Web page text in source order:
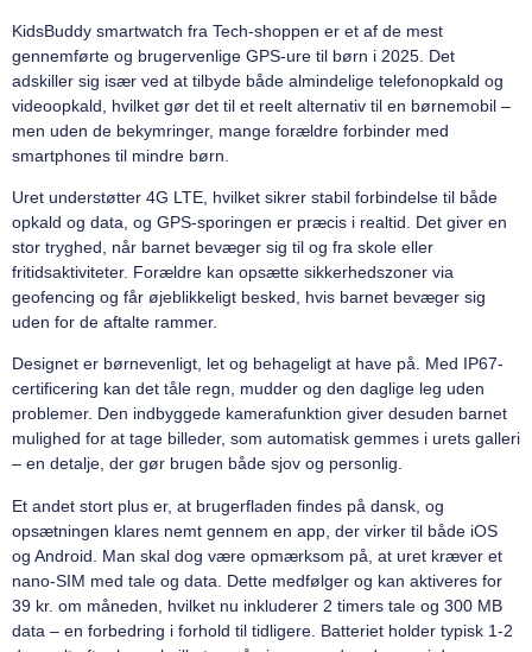
KidsBuddy smartwatch fra Tech-shoppen er et af de mest
gennemførte og brugervenlige GPS-ure til børn i 2025. Det
adskiller sig især ved at tilbyde både almindelige telefonopkald og
videoopkald, hvilket gør det til et reelt alternativ til en børnemobil –
men uden de bekymringer, mange forældre forbinder med
smartphones til mindre børn.
Uret understøtter 4G LTE, hvilket sikrer stabil forbindelse til både
opkald og data, og GPS-sporingen er præcis i realtid. Det giver en
stor tryghed, når barnet bevæger sig til og fra skole eller
fritidsaktiviteter. Forældre kan opsætte sikkerhedszoner via
geofencing og får øjeblikkeligt besked, hvis barnet bevæger sig
uden for de aftalte rammer.
Designet er børnevenligt, let og behageligt at have på. Med IP67-
certificering kan det tåle regn, mudder og den daglige leg uden
problemer. Den indbyggede kamerafunktion giver desuden barnet
mulighed for at tage billeder, som automatisk gemmes i urets galleri
– en detalje, der gør brugen både sjov og personlig.
Et andet stort plus er, at brugerfladen findes på dansk, og
opsætningen klares nemt gennem en app, der virker til både iOS
og Android. Man skal dog være opmærksom på, at uret kræver et
nano-SIM med tale og data. Dette medfølger og kan aktiveres for
39 kr. om måneden, hvilket nu inkluderer 2 timers tale og 300 MB
data – en forbedring i forhold til tidligere. Batteriet holder typisk 1-2